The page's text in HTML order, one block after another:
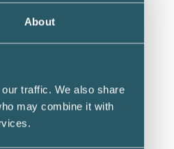
About
traffic. We also share
may combine it with